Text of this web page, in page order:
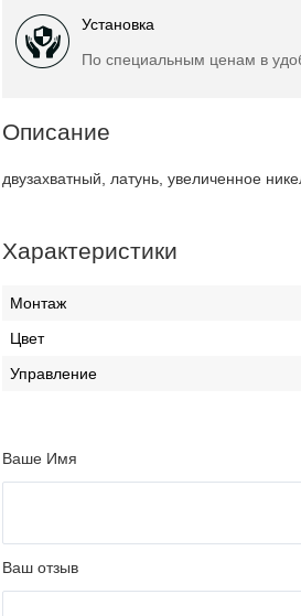
Установка
По специальным ценам в
Описание
двузахватный, латунь, увеличенное
Характеристики
Монтаж
Цвет
Управление
Ваше Имя
Ваш отзыв